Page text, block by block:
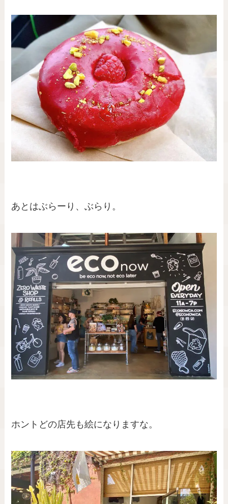
あとはぶらーり、ぶらり。
ホントどの店先も絵になりますな。